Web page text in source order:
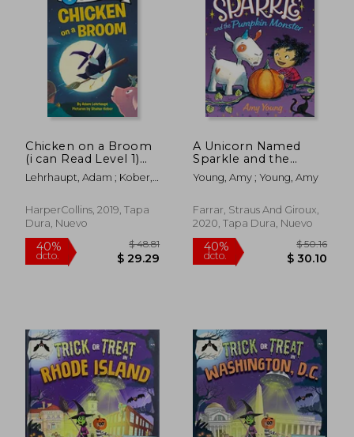
Chicken on a Broom
(i can Read Level 1)
(en Inglés)
Lehrhaupt, Adam ; Kober,
HarperCollins, 2019, Tapa
Dura, Nuevo
A Unicorn Named
Sparkle and the
Pumpkin Monster
(en Inglés)
Young, Amy ; Young, Amy
Farrar, Straus And Giroux,
2020, Tapa Dura, Nuevo